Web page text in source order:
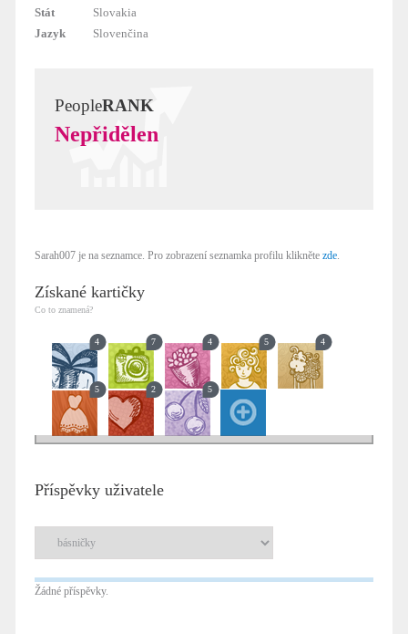
Stát
Slovakia
Jazyk
Slovenčina
PeopleRANK
Nepřidělen
Sarah007 je na seznamce. Pro zobrazení seznamka profilu klikněte zde.
Získané kartičky
Co to znamená?
4 7 4 5 4
5 2 5
Příspěvky uživatele
Žádné příspěvky.